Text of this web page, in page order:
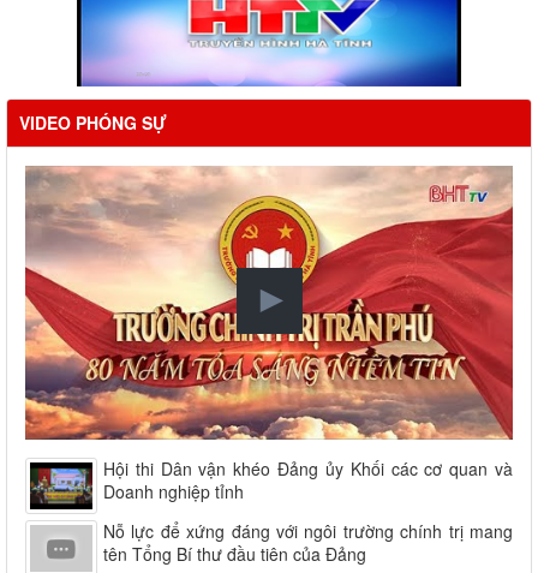
VIDEO PHÓNG SỰ
Hội thi Dân vận khéo Đảng ủy Khối các cơ quan và
Doanh nghiệp tỉnh
Nỗ lực để xứng đáng với ngôi trường chính trị mang
tên Tổng Bí thư đầu tiên của Đảng